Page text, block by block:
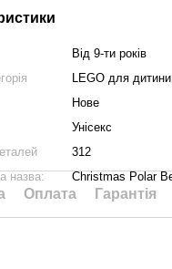
Від 9-ти років
LEGO для дитини
Нове
Унісекс
312
назва:
Christmas Polar
Оплата Гарантія